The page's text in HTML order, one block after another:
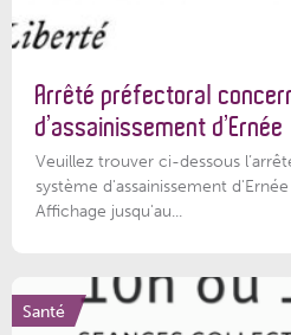
Arrêté préfectoral
d’assainissement d’Ernée
Veuillez trouver ci-dessous
système d'assainissement
Affichage jusqu'au...
Santé